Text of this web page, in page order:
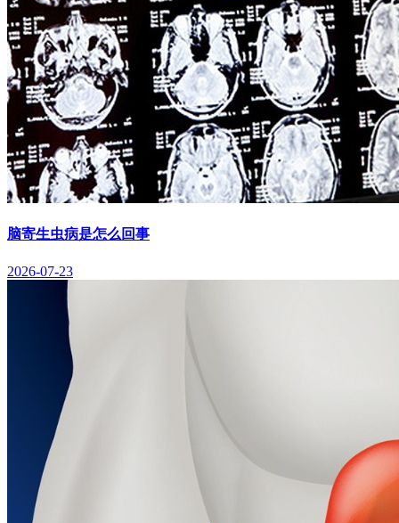
脑寄生虫病是怎么回事
2026-07-23